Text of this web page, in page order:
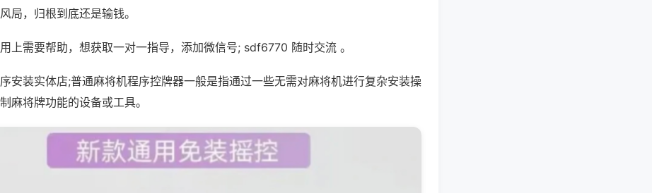
局，归根到底还是输钱。
上需要帮助，想获取一对一指导，添加微信号; sdf6770 随时交流 。
安装实体店;普通麻将机程序控牌器一般是指通过一些无需对麻将机进行复杂安装操
麻将牌功能的设备或工具。